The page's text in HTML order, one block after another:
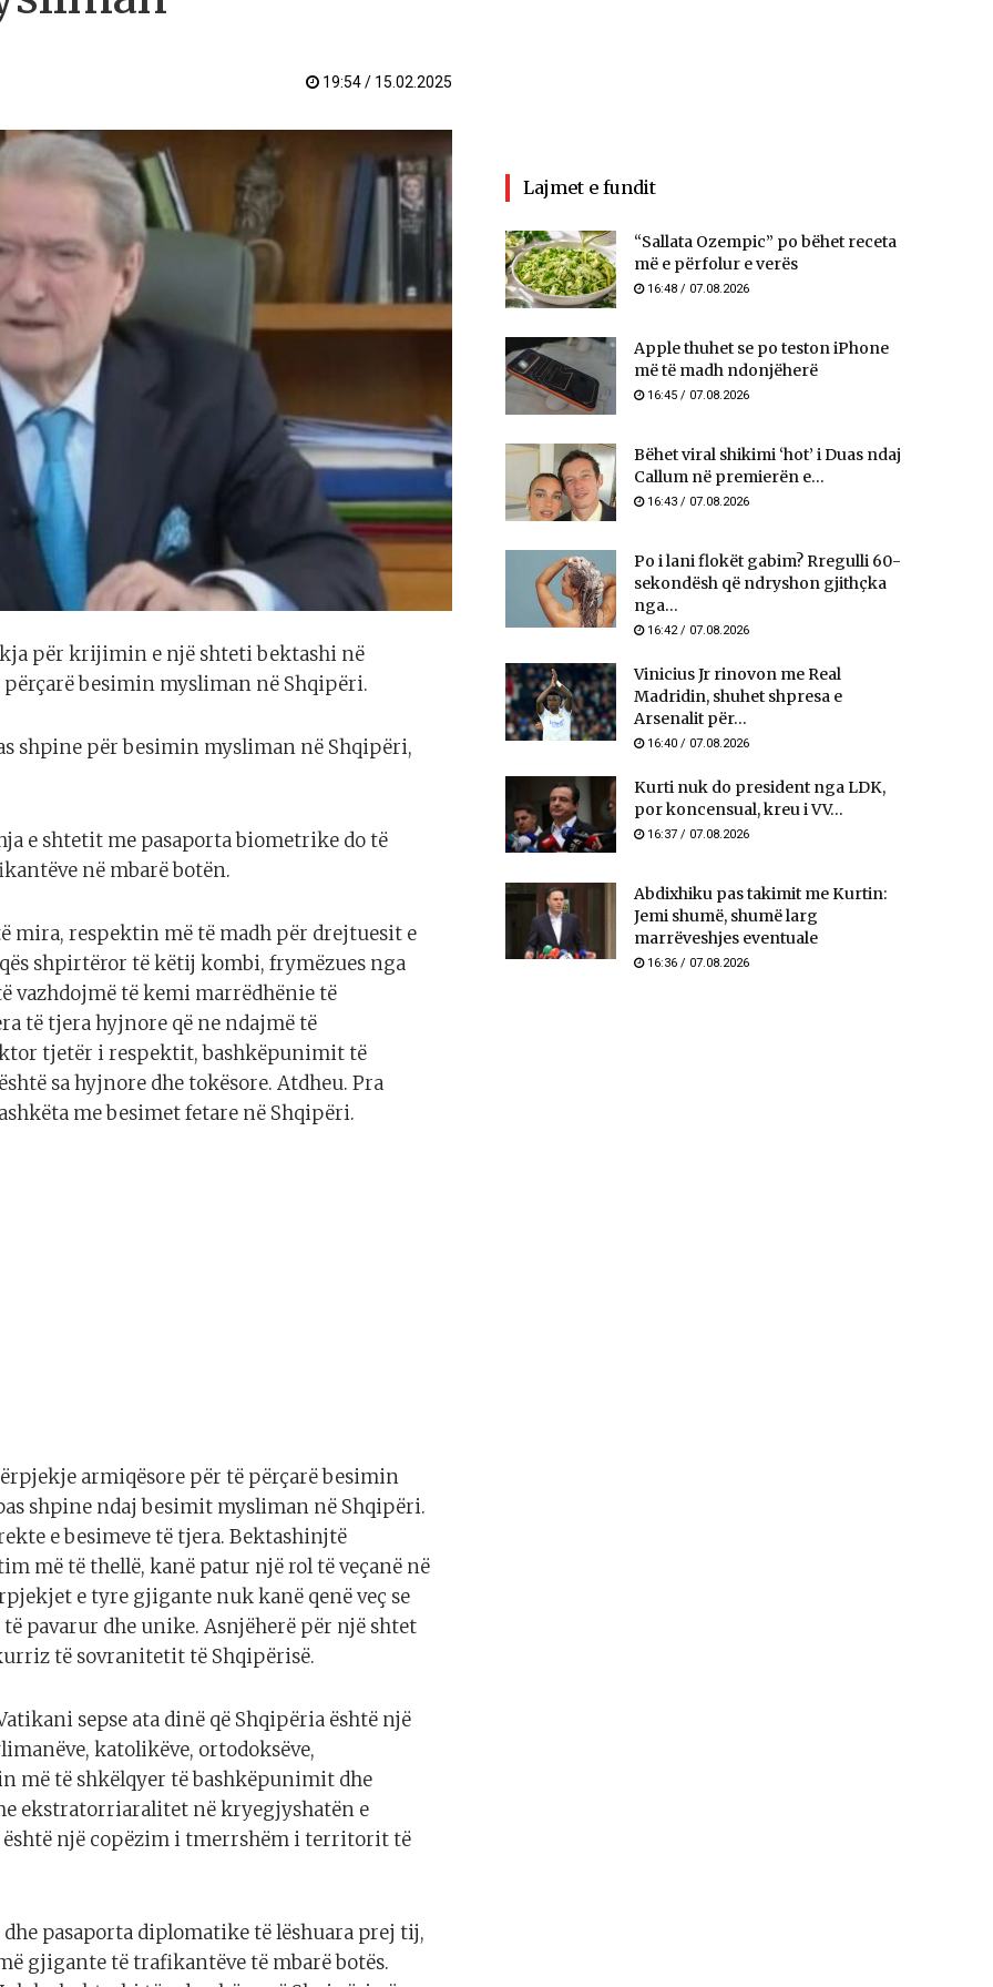
19:54 / 15.02.2025
për krijimin e një shteti bektashi në
besimin mysliman në Shqipëri.
shpine për besimin mysliman në Shqipëri,
e shtetit me pasaporta biometrike do të
në mbarë botën.
mira, respektin më të madh për drejtuesit e
shpirtëror të këtij kombi, frymëzues nga
vazhdojmë të kemi marrëdhënie të
të tjera hyjnore që ne ndajmë të
tjetër i respektit, bashkëpunimit të
sa hyjnore dhe tokësore. Atdheu. Pra
me besimet fetare në Shqipëri.
armiqësore për të përçarë besimin
shpine ndaj besimit mysliman në Shqipëri.
e besimeve të tjera. Bektashinjtë
më të thellë, kanë patur një rol të veçanë në
e tyre gjigante nuk kanë qenë veç se
pavarur dhe unike. Asnjëherë për një shtet
të sovranitetit të Shqipërisë.
sepse ata dinë që Shqipëria është një
katolikëve, ortodoksëve,
më të shkëlqyer të bashkëpunimit dhe
ekstratorriaralitet në kryegjyshatën e
është një copëzim i tmerrshëm i territorit të
pasaporta diplomatike të lëshuara prej tij,
gjigante të trafikantëve të mbarë botës.
Lajmet e fundit
“Sallata Ozempic” po bëhet receta
më e përfolur e verës
16:48 / 07.08.2026
Apple thuhet se po teston iPhone
më të madh ndonjëherë
16:45 / 07.08.2026
Bëhet viral shikimi ‘hot’ i Duas ndaj
Callum në premierën e...
16:43 / 07.08.2026
Po i lani flokët gabim? Rregulli 60-
sekondësh që ndryshon gjithçka
nga...
16:42 / 07.08.2026
Vinicius Jr rinovon me Real
Madridin, shuhet shpresa e
Arsenalit për...
16:40 / 07.08.2026
Kurti nuk do president nga LDK,
por koncensual, kreu i VV...
16:37 / 07.08.2026
Abdixhiku pas takimit me Kurtin:
Jemi shumë, shumë larg
marrëveshjes eventuale
16:36 / 07.08.2026